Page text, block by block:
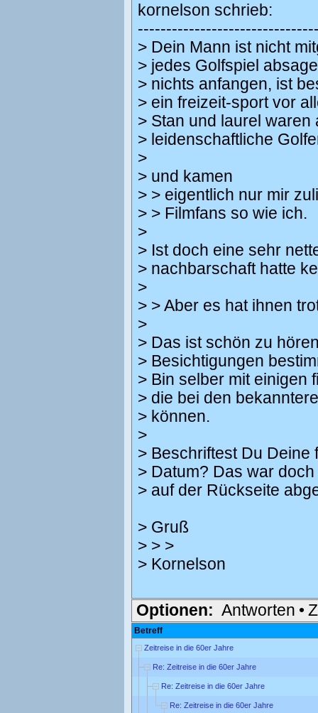
kornelson schrieb:
> Dein Mann ist nicht
> jedes Golfspiel
> nichts anfangen, ist
> ein freizeit-sport vor
> Stan und laurel waren
> leidenschaftliche
>
> und kamen
> > eigentlich nur mir
> > Filmfans so wie ich.
>
> Ist doch eine sehr
> nachbarschaft hatte
>
> > Aber es hat ihnen
>
> Das ist schön zu
> Besichtigungen
> Bin selber mit einigen
> die bei den
> können.
>
> Beschriftest Du Deine
> Datum? Das war
> auf der Rückseite
> Gruß
> > >
> Kornelson
Optionen: Antworten •
Betreff
Zeitreise in die 60er Jahre
Re: Zeitreise in die 60er Jahre
Re: Zeitreise in die 60er Jahre
Re: Zeitreise in die 60er Jahre